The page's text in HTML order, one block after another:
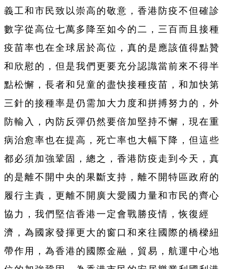
義工和市民致以崇高的敬意，香港防疫不但確診
數字從高位七萬多降至如今的二，三百而且接種
疫苗率也在全球居於高位，真的是應該值得點贊
和欣慰的，但是我們更要充分認識當前來不得半
點松懈，長者和兒童的盡快接種疫苗，和加快第
三針的接種率是仍需加大力度和拼搏努力的，外
防輸入，內防反彈仍然要倍加堅持不懈，現在重
病治愈率也在提高，死亡率也大幅下降，但這些
都必須加強鞏固，總之，香港防疫走到今天，真
的是離不開中央的果斷支持，離不開特區政府的
履行主責，更離不開廣大愛國力量和市民的齊心
協力，我們堅信香港一定會戰勝疫情，恢復經
濟，為國家發揮更大的窗口和來往國際的橋樑紐
帶作用，為香港的國際金融，貿易，航運中心地